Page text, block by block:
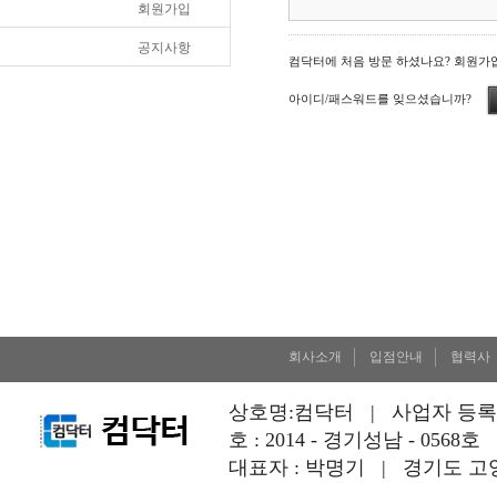
회원가입
공지사항
컴닥터에 처음 방문 하셨나요? 회원
아이디/패스워드를 잊으셨습니까?
회사소개 입점안내 협력사
상호명:컴닥터 | 사업자 등
호 : 2014 - 경기성남 - 0568호
대표자 : 박명기 | 경기도 고